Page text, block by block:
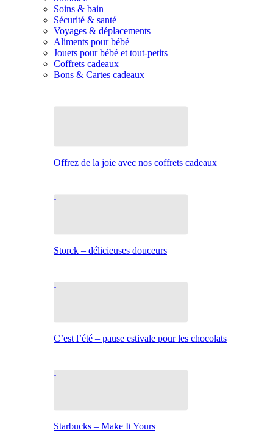
Soins & bain
Sécurité & santé
Voyages & déplacements
Aliments pour bébé
Jouets pour bébé et tout-petits
Coffrets cadeaux
Bons & Cartes cadeaux
Offrez de la joie avec nos coffrets cadeaux
Storck – délicieuses douceurs
C’est l’été – pause estivale pour les chocolats
Starbucks – Make It Yours